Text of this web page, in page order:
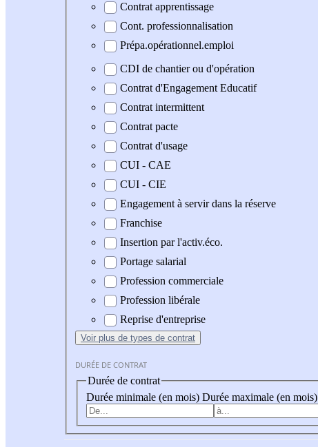
Contrat apprentissage
Cont. professionnalisation
Prépa.opérationnel.emploi
CDI de chantier ou d'opération
Contrat d'Engagement Educatif
Contrat intermittent
Contrat pacte
Contrat d'usage
CUI - CAE
CUI - CIE
Engagement à servir dans la réserve
Franchise
Insertion par l'activ.éco.
Portage salarial
Profession commerciale
Profession libérale
Reprise d'entreprise
Voir plus de types de contrat
DURÉE DE CONTRAT
Durée de contrat
Durée minimale (en mois) Durée maximale (en mois)